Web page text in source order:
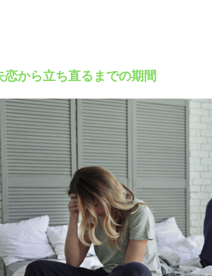
恋から立ち直るまでの期間